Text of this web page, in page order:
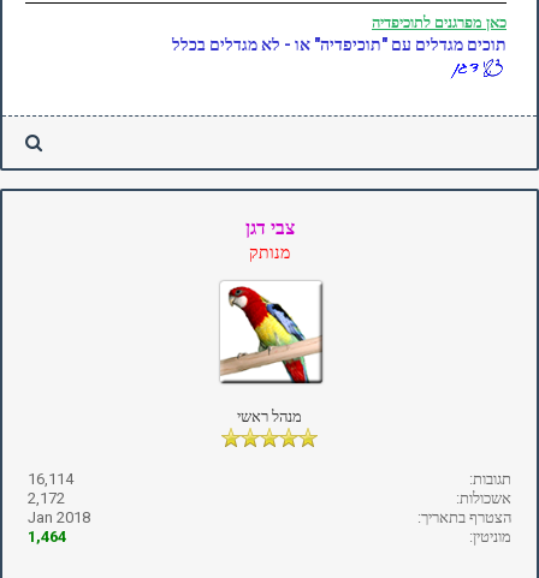
כאן מפרגנים לתוכיפדיה
תוכים מגדלים עם "תוכיפדיה" או - לא מגדלים בכלל
צבי דגן
מנותק
מנהל ראשי
תגובות:
16,114
אשכולות:
2,172
הצטרף בתאריך:
Jan 2018
מוניטין:
1,464